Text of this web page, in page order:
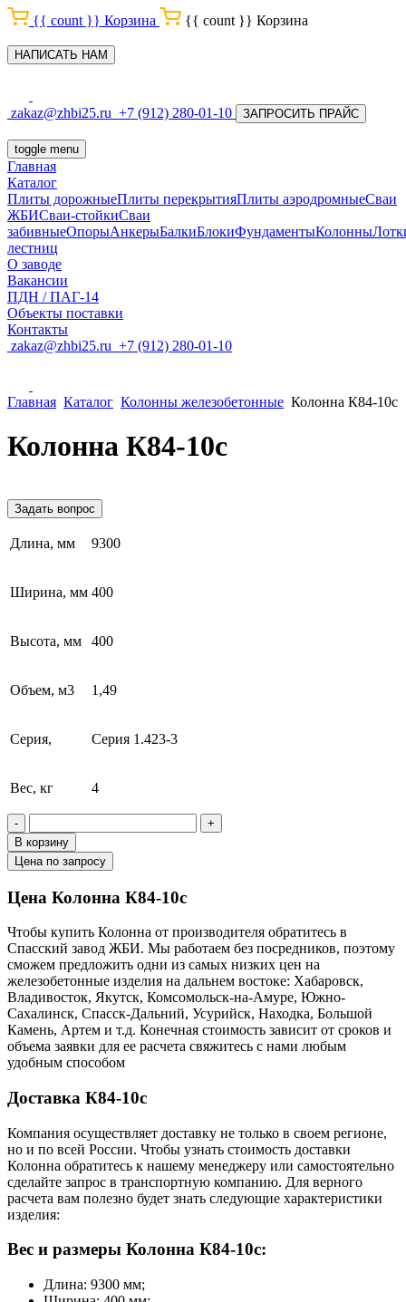
{{ count }} Корзина {{ count }} Корзина
НАПИСАТЬ НАМ
zakaz@zhbi25.ru +7 (912) 280-01-10 ЗАПРОСИТЬ ПРАЙС
toggle menu
Главная
Каталог
Плиты дорожныеПлиты перекрытияПлиты аэродромныеСваи
ЖБИСваи-стойкиСваи
забивныеОпорыАнкерыБалкиБлокиФундаментыКолонны
лестниц
О заводе
Вакансии
ПДН / ПАГ-14
Объекты поставки
Контакты
zakaz@zhbi25.ru +7 (912) 280-01-10
Главная Каталог Колонны железобетонные Колонна К84-10с
Колонна К84-10с
Задать вопрос
Длина, мм 9300
Ширина, мм 400
Высота, мм 400
Объем, м3 1,49
Серия, Серия 1.423-3
Вес, кг 4
-
+
В корзину
Цена по запросу
Цена Колонна К84-10с
Чтобы купить Колонна от производителя обратитесь в
Cпасский завод ЖБИ. Мы работаем без посредников, поэтому
сможем предложить одни из самых низких цен на
железобетонные изделия на дальнем востоке: Хабаровск,
Владивосток, Якутск, Комсомольск-на-Амуре, Южно-
Сахалинск, Спасск-Дальний, Усурийск, Находка, Большой
Камень, Артем и т.д. Конечная стоимость зависит от сроков и
объема заявки для ее расчета свяжитесь с нами любым
удобным способом
Доставка К84-10с
Компания осуществляет доставку не только в своем регионе,
но и по всей России. Чтобы узнать стоимость доставки
Колонна обратитесь к нашему менеджеру или самостоятельно
сделайте запрос в транспортную компанию. Для верного
расчета вам полезно будет знать следующие характеристики
изделия:
Вес и размеры Колонна К84-10с:
Длина: 9300 мм;